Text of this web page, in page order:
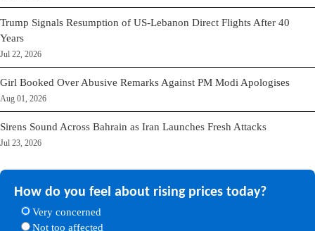
Trump Signals Resumption of US-Lebanon Direct Flights After 40
Years
Jul 22, 2026
Girl Booked Over Abusive Remarks Against PM Modi Apologises
Aug 01, 2026
Sirens Sound Across Bahrain as Iran Launches Fresh Attacks
Jul 23, 2026
How do you feel about rising prices today?
Very concerned
Not too affected